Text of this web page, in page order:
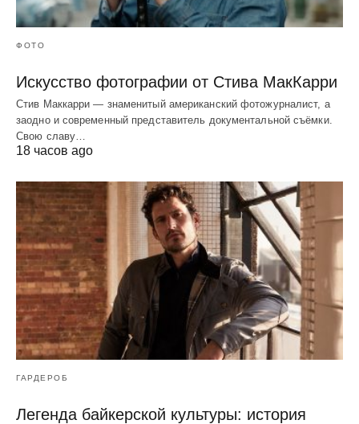
ФОТО
Искусство фотографии от Стива МакКарри
Стив Маккарри — знаменитый американский фотожурналист, а
заодно и современный представитель документальной съёмки.
Свою славу…
18 часов ago
ГАРДЕРОБ
Легенда байкерской культуры: история